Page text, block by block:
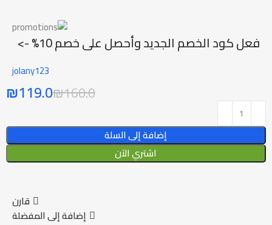
فعل كود الخصم الجديد وأحصل على خصم 10% ->
jolany123
₪160.0
₪119.0
إضافة إلى السلة
اشتري الآن
قارن
إضافة إلى المفضلة